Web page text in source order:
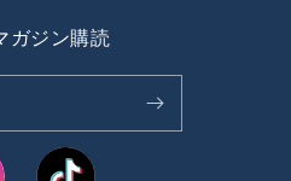
ガジン購読